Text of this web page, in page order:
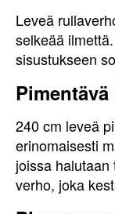
Leveä
selkeää
sisustukseen
240 cm leveä
erinomaisesti
joissa
verho, joka